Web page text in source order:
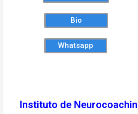
Bio
Whatsapp
Instituto de